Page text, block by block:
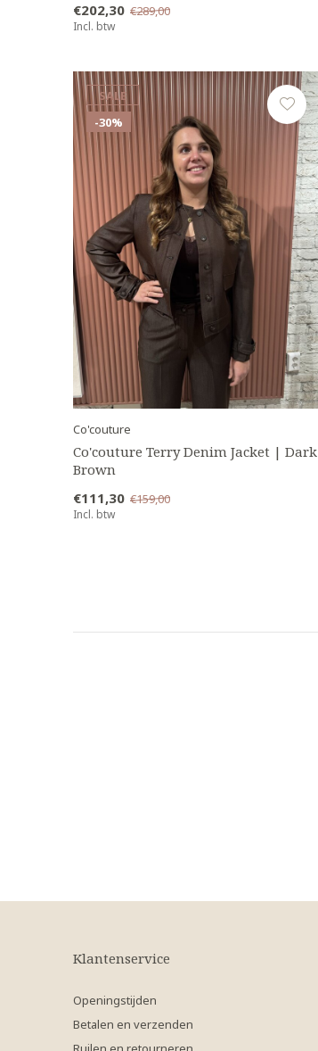
€202,30 €289,00
Incl. btw
SALE
-30%
Co'couture
Co'couture Terry Denim Jacket | Dark
Brown
€111,30 €159,00
Incl. btw
Klantenservice
Openingstijden
Betalen en verzenden